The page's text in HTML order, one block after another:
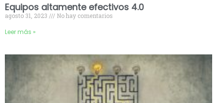
Equipos altamente efectivos 4.0
agosto 31, 2023 No hay comentarios
Leer más »